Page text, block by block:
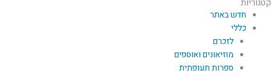
קטגוריות
חדש באתר
כללי
לזכרם
מוזיאונים ואוספים
ספרות תעופתית